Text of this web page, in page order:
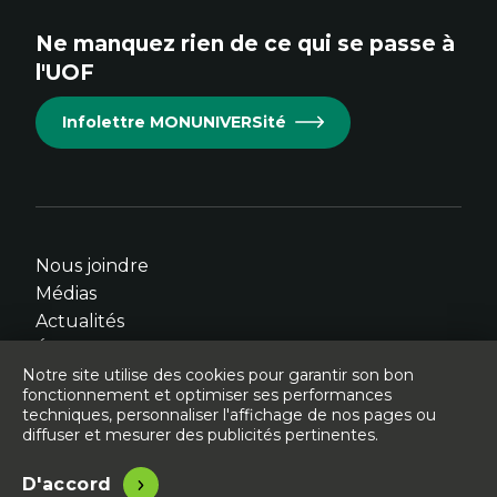
Cet
s'ouvrira
dans
fenêtre.
Cet
s'ouvrira
dans
fenêtre.
Cet
s'ouvrira
dans
fenêtre.
Cet
s'ouvrira
dans
fenêtre.
Cet
s'ouvrira
dans
fenêtre.
Ne manquez rien de ce qui se passe à
l'UOF
Infolettre MONUNIVERSité
Nous joindre
Médias
Actualités
© Université de l'Ontario français - 2026
Site conçu, développé et hébergé par
Notre site utilise des cookies pour garantir son bon
fonctionnement et optimiser ses performances
techniques, personnaliser l'affichage de nos pages ou
diffuser et mesurer des publicités pertinentes.
D'accord